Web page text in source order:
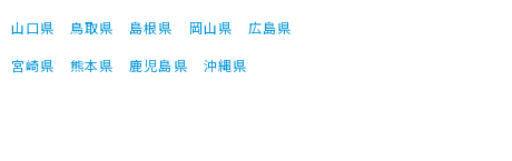
山口県 鳥取県 島根県 岡山県
広島県
宮崎県 熊本県 鹿児島県 沖縄県